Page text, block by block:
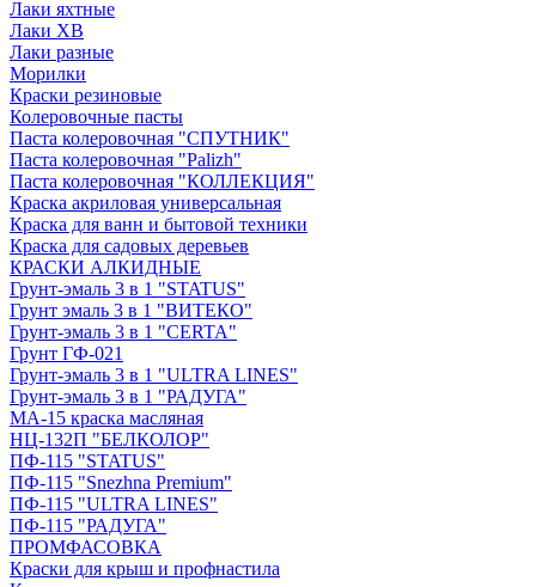
Лаки яхтные
Лаки ХВ
Лаки разные
Морилки
Краски резиновые
Колеровочные пасты
Паста колеровочная "СПУТНИК"
Паста колеровочная "Palizh"
Паста колеровочная "КОЛЛЕКЦИЯ"
Краска акриловая универсальная
Краска для ванн и бытовой техники
Краска для садовых деревьев
КРАСКИ АЛКИДНЫЕ
Грунт-эмаль 3 в 1 "STATUS"
Грунт эмаль 3 в 1 "ВИТЕКО"
Грунт-эмаль 3 в 1 "CERTA"
Грунт ГФ-021
Грунт-эмаль 3 в 1 "ULTRA LINES"
Грунт-эмаль 3 в 1 "РАДУГА"
МА-15 краска масляная
НЦ-132П "БЕЛКОЛОР"
ПФ-115 "STATUS"
ПФ-115 "Snezhna Premium"
ПФ-115 "ULTRA LINES"
ПФ-115 "РАДУГА"
ПРОМФАСОВКА
Краски для крыш и профнастила